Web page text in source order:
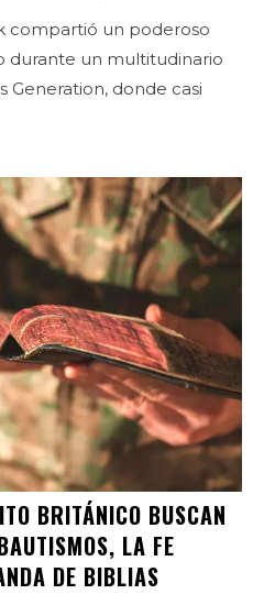
compartió un poderoso
durante un multitudinario
Generation, donde casi
BRITÁNICO BUSCAN
LA FE
DE BIBLIAS